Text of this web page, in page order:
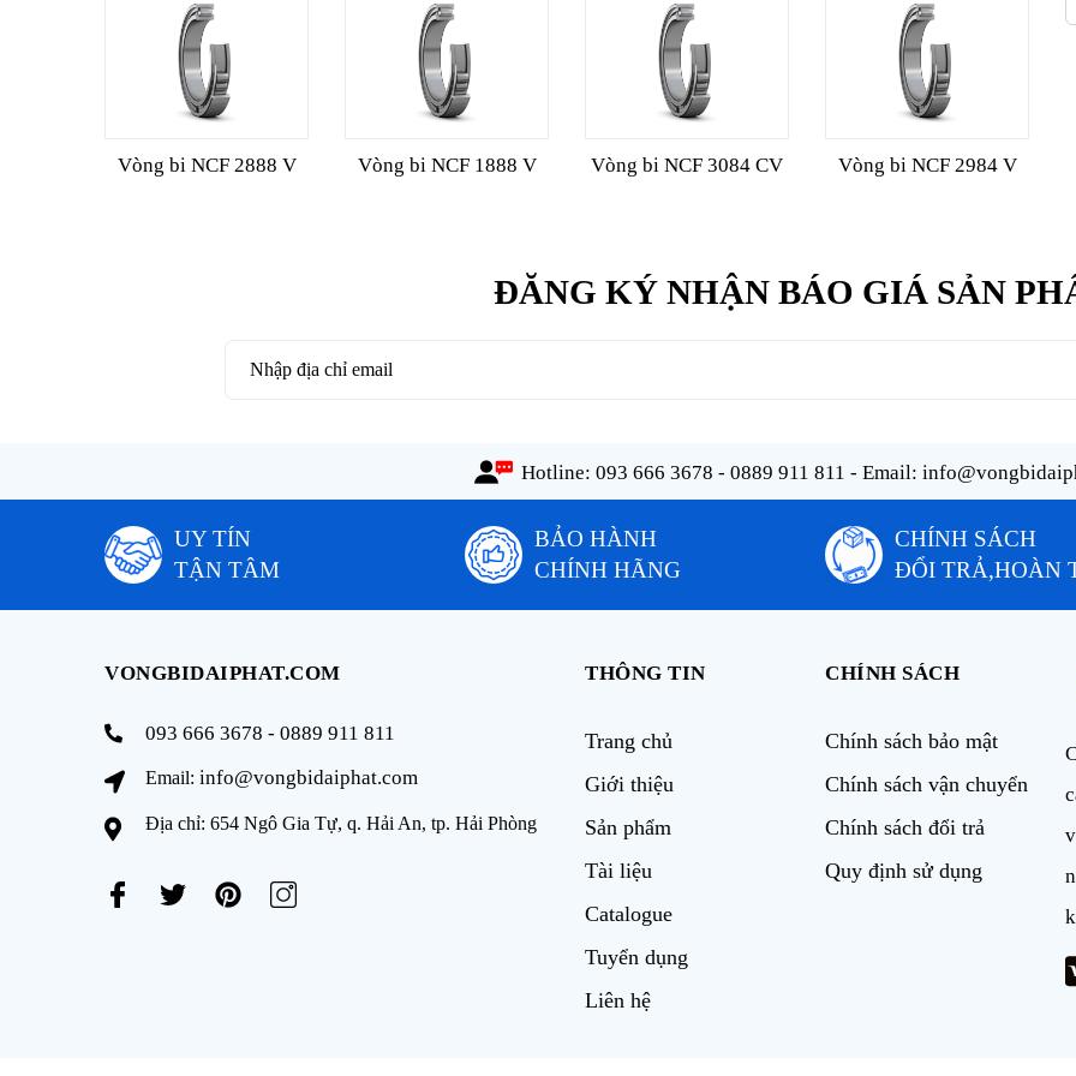
Vòng bi NCF 2888 V Vòng bi NCF 1888 V Vòng bi NCF 3084 CV Vòng bi NCF 2984 V
ĐĂNG KÝ NHẬN BÁO GIÁ SẢN
Hotline: 093 666 3678 - 0889 911 811 - Email:
UY TÍN
TẬN TÂM
BẢO HÀNH
CHÍNH HÃNG
CHÍNH SÁCH
ĐỔI TRẢ,HOÀN
VONGBIDAIPHAT.COM
093 666 3678 - 0889 911 811
Email: info@vongbidaiphat.com
Địa chỉ: 654 Ngô Gia Tự, q. Hải An, tp. Hải Phòng
THÔNG TIN
Trang chủ
Giới thiệu
Sản phẩm
Tài liệu
Catalogue
Tuyển dụng
Liên hệ
CHÍNH SÁCH
Chính sách bảo mật
Chính sách vận chuyển
Chính sách đổi trả
Quy định sử dụng